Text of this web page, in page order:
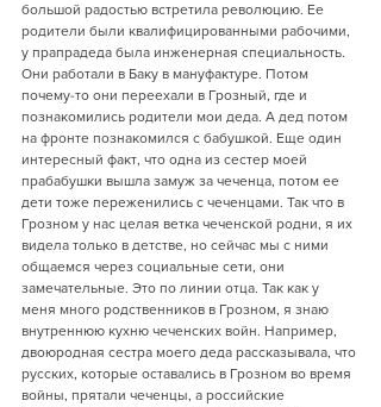
большой радостью встретила революцию. Ее
родители были квалифицированными рабочими,
у прапрадеда была инженерная специальность.
Они работали в Баку в мануфактуре. Потом
почему-то они переехали в Грозный, где и
познакомились родители мои деда. А дед потом
на фронте познакомился с бабушкой. Еще один
интересный факт, что одна из сестер моей
прабабушки вышла замуж за чеченца, потом ее
дети тоже переженились с чеченцами. Так что в
Грозном у нас целая ветка чеченской родни, я их
видела только в детстве, но сейчас мы с ними
общаемся через социальные сети, они
замечательные. Это по линии отца. Так как у
меня много родственников в Грозном, я знаю
внутреннюю кухню чеченских войн. Например,
двоюродная сестра моего деда рассказывала, что
русских, которые оставались в Грозном во время
войны, прятали чеченцы, а российские